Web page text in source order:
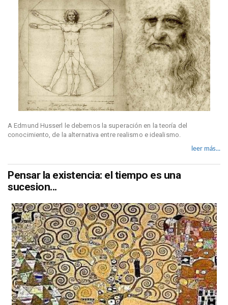
A Edmund Husserl le debemos la superación en la teoría del
conocimiento, de la alternativa entre realismo e idealismo.
leer más...
Pensar la existencia: el tiempo es una
sucesion...